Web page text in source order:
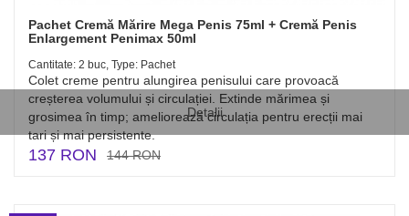
Detalii
Pachet Cremă Mărire Mega Penis 75ml + Cremă Penis
Enlargement Penimax 50ml
Cantitate: 2 buc, Type: Pachet
Colet creme pentru alungirea penisului care provoacă
creșterea volumului și circulației. Extinde mărimea și
grosimea în timp; ameliorează circulația pentru erecții mai
tari și mai persistente.
137 RON 144 RON